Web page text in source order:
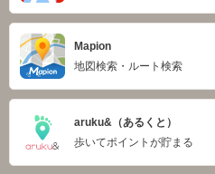
Mapion
地図検索・ルート検索
aruku&（あるくと）
歩いてポイントが貯まる